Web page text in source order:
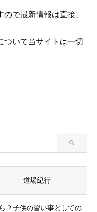
で最新情報は直接、
いて当サイトは一切
道場紀行
？子供の習い事としての